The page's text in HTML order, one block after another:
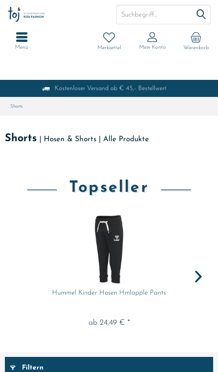
Kostenloser Versand ab € 45,- Bestellwert
Warenkorb
Merkzettel Mein Konto
Menü
Shorts
Shorts Hosen & Shorts| Alle Produkte
Topseller
Hummel Kinder Hosen Hmlapple Pants
ab 24,49 € *
Filtern